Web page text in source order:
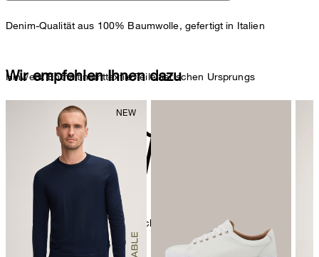
Denim-Qualität aus 100% Baumwolle, gefertigt in Italien
Hinweis: Enthält nichttextile Teile tierischen Ursprungs
Maschinenwäsche bei 30°C schonend
Wir empfehlen Ihnen dazu